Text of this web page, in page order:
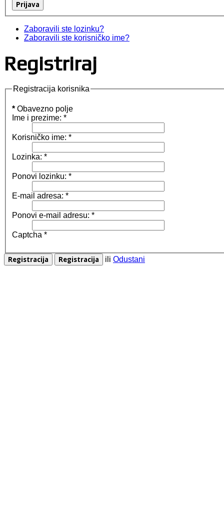
Zaboravili ste lozinku?
Zaboravili ste korisničko ime?
Registriraj
Registracija korisnika
* Obavezno polje
Ime i prezime: *
Korisničko ime: *
Lozinka: *
Ponovi lozinku: *
E-mail adresa: *
Ponovi e-mail adresu: *
Captcha *
ili Odustani